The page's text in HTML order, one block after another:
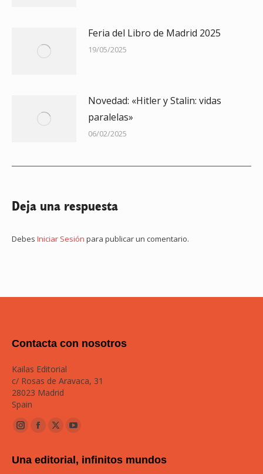
Feria del Libro de Madrid 2025
19/05/2025
Novedad: «Hitler y Stalin: vidas
paralelas»
06/02/2025
Deja una respuesta
Debes Iniciar Sesión para publicar un comentario.
Contacta con nosotros
Kailas Editorial
c/ Rosas de Aravaca, 31
28023 Madrid
Spain
Instagram
opens
Facebook
opens
Twitter
opens
YouTube
opens
Una editorial, infinitos mundos